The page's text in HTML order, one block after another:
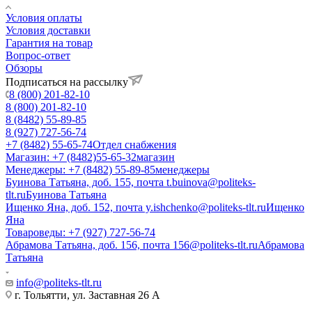
Условия оплаты
Условия доставки
Гарантия на товар
Вопрос-ответ
Обзоры
Подписаться на рассылку
8 (800) 201-82-10
8 (800) 201-82-10
8 (8482) 55-89-85
8 (927) 727-56-74
+7 (8482) 55-65-74Отдел снабжения
Магазин: +7 (8482)55-65-32магазин
Менеджеры: +7 (8482) 55-89-85менеджеры
Буинова Татьяна, доб. 155, почта t.buinova@politeks-
tlt.ruБуинова Татьяна
Ищенко Яна, доб. 152, почта y.ishchenko@politeks-tlt.ruИщенко
Яна
Товароведы: +7 (927) 727-56-74
Абрамова Татьяна, доб. 156, почта 156@politeks-tlt.ruАбрамова
Татьяна
info@politeks-tlt.ru
г. Тольятти, ул. Заставная 26 А